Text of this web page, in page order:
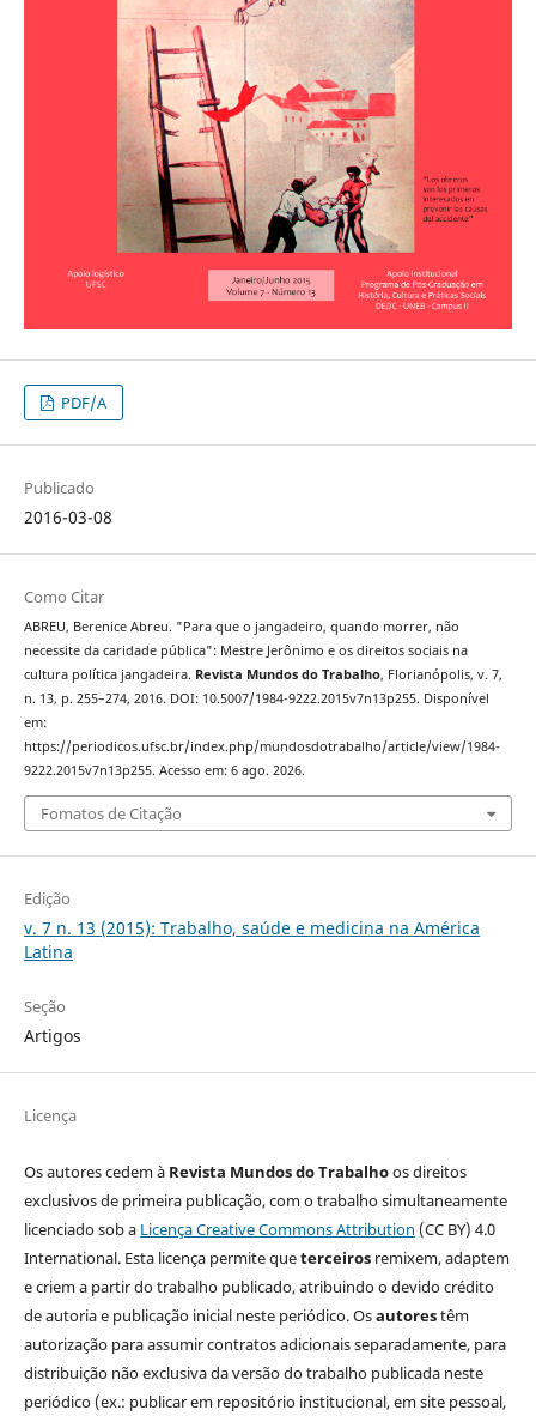
PDF/A
Publicado
2016-03-08
Como Citar
ABREU, Berenice Abreu. "Para que o jangadeiro, quando morrer, não
necessite da caridade pública": Mestre Jerônimo e os direitos sociais na
cultura política jangadeira. Revista Mundos do Trabalho, Florianópolis, v. 7,
n. 13, p. 255–274, 2016. DOI: 10.5007/1984-9222.2015v7n13p255. Disponível
em:
https://periodicos.ufsc.br/index.php/mundosdotrabalho/article/view/1984-
9222.2015v7n13p255. Acesso em: 6 ago. 2026.
Fomatos de Citação
Edição
v. 7 n. 13 (2015): Trabalho, saúde e medicina na América
Latina
Seção
Artigos
Licença
Os autores cedem à Revista Mundos do Trabalhoos direitos
exclusivos de primeira publicação, com o trabalho simultaneamente
licenciado sob a Licença Creative Commons Attribution (CC BY) 4.0
International. Esta licença permite queterceirosremixem, adaptem
e criem a partir do trabalho publicado, atribuindo o devido crédito
de autoria e publicação inicial neste periódico. Osautorestêm
autorização para assumir contratos adicionais separadamente, para
distribuição não exclusiva da versão do trabalho publicada neste
periódico (ex.: publicar em repositório institucional, em site pessoal,